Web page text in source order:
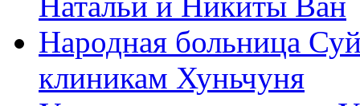
Народная больница
клиникам Хуньчуня